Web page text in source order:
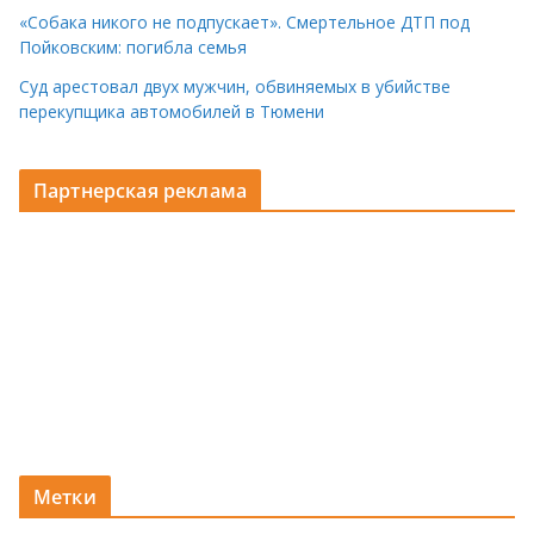
«Собака никого не подпускает». Смертельное ДТП под
Пойковским: погибла семья
Суд арестовал двух мужчин, обвиняемых в убийстве
перекупщика автомобилей в Тюмени
Партнерская реклама
Метки